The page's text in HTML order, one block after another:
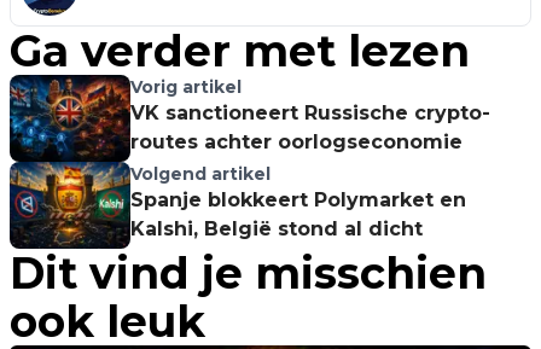
Ga verder met lezen
Vorig artikel
VK sanctioneert Russische crypto-
routes achter oorlogseconomie
Volgend artikel
Spanje blokkeert Polymarket en
Kalshi, België stond al dicht
Dit vind je misschien
ook leuk